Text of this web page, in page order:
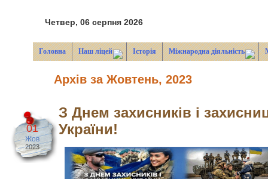
Четвер, 06 серпня 2026
Головна Наш ліцей Історія Міжнародна діяльність
Архів за Жовтень, 2023
01
Жов
2023
З Днем захисників і
України!